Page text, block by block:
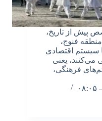
پیش از تاریخ،
فنوج،
سیستم اقتصادی
می‌کنند، یعنی
فرهنگی،